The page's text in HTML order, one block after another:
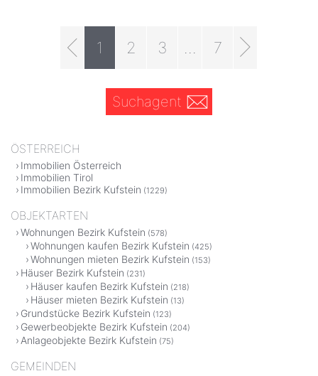
1 2 3 7
Suchagent
ÖSTERREICH
Immobilien Österreich
Immobilien Tirol
Immobilien Bezirk Kufstein (1229)
OBJEKTARTEN
Wohnungen Bezirk Kufstein (578)
Wohnungen kaufen Bezirk Kufstein (425)
Wohnungen mieten Bezirk Kufstein (153)
Häuser Bezirk Kufstein (231)
Häuser kaufen Bezirk Kufstein (218)
Häuser mieten Bezirk Kufstein (13)
Grundstücke Bezirk Kufstein (123)
Gewerbeobjekte Bezirk Kufstein (204)
Anlageobjekte Bezirk Kufstein (75)
GEMEINDEN